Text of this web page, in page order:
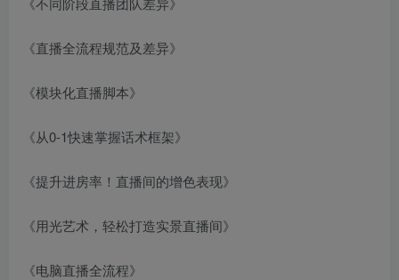
《直播全流程规范及差异》
《模块化直播脚本》
《从0-1快速掌握话术框架》
《提升进房率！直播间的增色表现》
《用光艺术，轻松打造实景直播间》
《电脑直播全流程》